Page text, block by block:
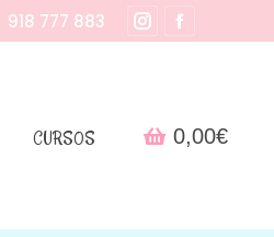
918 777 883
Instagram
in
Facebook
in
CURSOS 0,00€